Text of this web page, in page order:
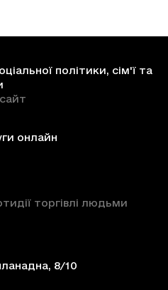
політики, сім'ї та
онлайн
торгівлі людьми
8/10